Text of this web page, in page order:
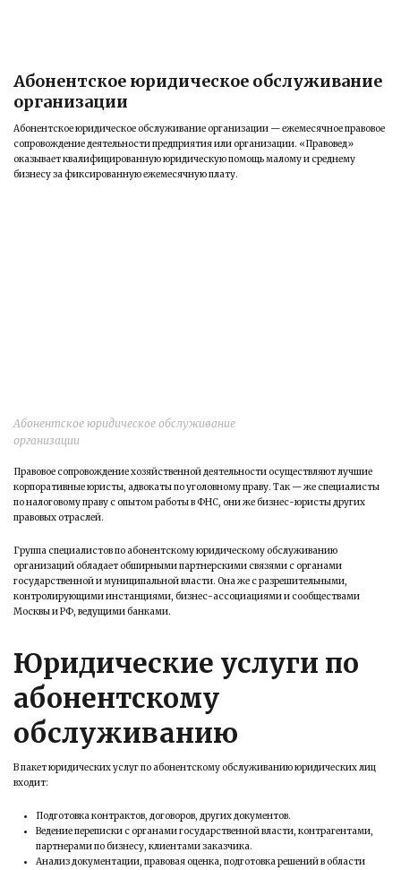
Абонентское юридическое обслуживание
организации
Абонентское юридическое обслуживание организации — ежемесячное правовое
сопровождение деятельности предприятия или организации. «Правовед»
оказывает квалифицированную юридическую помощь малому и среднему
бизнесу за фиксированную ежемесячную плату.
Абонентское юридическое обслуживание
организации
Правовое сопровождение хозяйственной деятельности осуществляют лучшие
корпоративные юристы, адвокаты по уголовному праву. Так — же специалисты
по налоговому праву с опытом работы в ФНС, они же бизнес-юристы других
правовых отраслей.
Группа специалистов по абонентскому юридическому обслуживанию
организаций обладает обширными партнерскими связями с органами
государственной и муниципальной власти. Она же с разрешительными,
контролирующими инстанциями, бизнес-ассоциациями и сообществами
Москвы и РФ, ведущими банками.
Юридические услуги по
абонентскому
обслуживанию
В пакет юридических услуг по абонентскому обслуживанию юридических лиц
входит:
Подготовка контрактов, договоров, других документов.
Ведение переписки с органами государственной власти, контрагентами,
партнерами по бизнесу, клиентами заказчика.
Анализ документации, правовая оценка, подготовка решений в области